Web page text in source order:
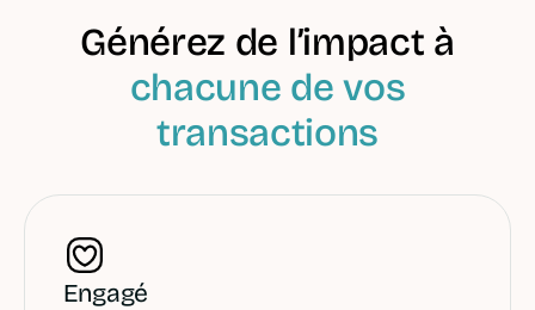
Générez de l’impact à
chacune de vos
transactions
Engagé